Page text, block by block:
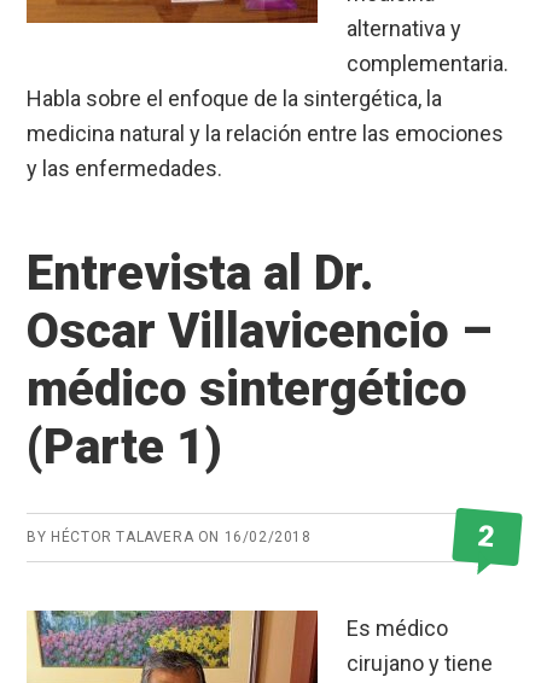
alternativa y
complementaria.
Habla sobre el enfoque de la sintergética, la
medicina natural y la relación entre las emociones
y las enfermedades.
Entrevista al Dr.
Oscar Villavicencio –
médico sintergético
(Parte 1)
BY HÉCTOR TALAVERA ON 16/02/2018 2
Es médico
cirujano y tiene